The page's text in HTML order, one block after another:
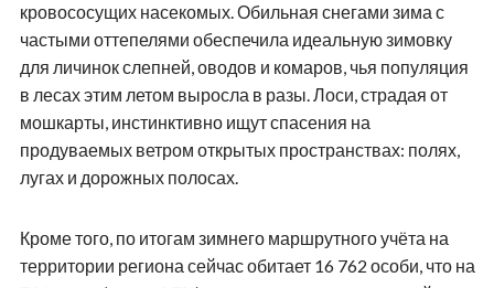
кровососущих насекомых. Обильная снегами зима с
частыми оттепелями обеспечила идеальную зимовку
для личинок слепней, оводов и комаров, чья популяция
в лесах этим летом выросла в разы. Лоси, страдая от
мошкарты, инстинктивно ищут спасения на
продуваемых ветром открытых пространствах: полях,
лугах и дорожных полосах.
Кроме того, по итогам зимнего маршрутного учёта на
территории региона сейчас обитает 16 762 особи, что на